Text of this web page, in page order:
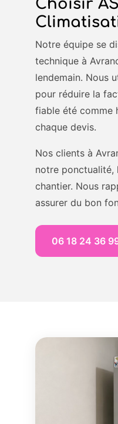
Choisir
Notre équipe se
technique à
lendemain. Nous
pour réduire la
fiable été comme
chaque devis.
Nos clients à
notre ponctualité,
chantier. Nous
assurer du bon
06 18 24 36